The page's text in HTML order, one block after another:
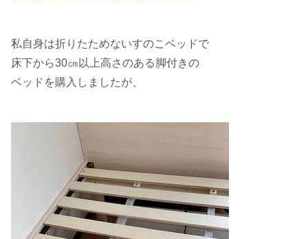
私自身は折りたためないすのこベッドで
床下から30㎝以上高さのある脚付きの
ベッドを購入しましたが、